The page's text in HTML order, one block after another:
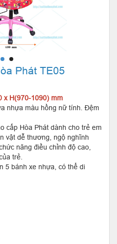
Phát TE05
x H(970-1090) mm
nhựa màu hồng nữ tính. Đệm
Hòa Phát dành cho trẻ em
vật dễ thương, ngộ nghĩnh
năng điều chỉnh độ cao,
trẻ.
5 bánh xe nhựa, có thể di